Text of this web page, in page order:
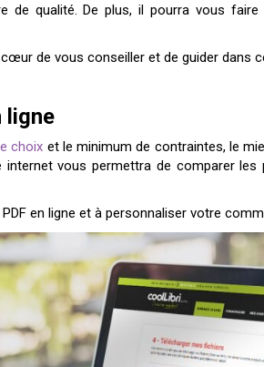
de qualité. De plus, il pourra vous
de vous conseiller et de guider dans
ligne
choix et le minimum de contraintes, le
vous permettra de comparer
en ligne et à personnaliser votre